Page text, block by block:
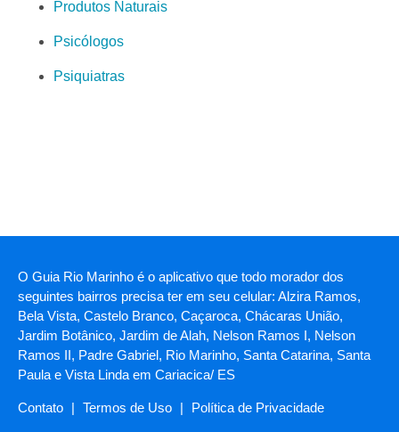
Produtos Naturais
Psicólogos
Psiquiatras
O Guia Rio Marinho é o aplicativo que todo morador dos
seguintes bairros precisa ter em seu celular: Alzira Ramos,
Bela Vista, Castelo Branco, Caçaroca, Chácaras União,
Jardim Botânico, Jardim de Alah, Nelson Ramos I, Nelson
Ramos II, Padre Gabriel, Rio Marinho, Santa Catarina, Santa
Paula e Vista Linda em Cariacica/ ES
Contato | Termos de Uso | Política de Privacidade